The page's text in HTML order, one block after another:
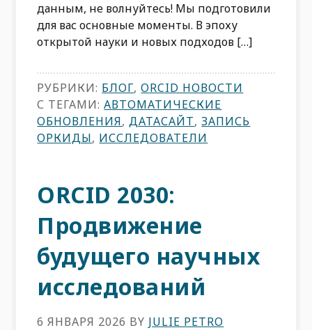
данным, не волнуйтесь! Мы подготовили
для вас основные моменты. В эпоху
открытой науки и новых подходов […]
РУБРИКИ: БЛОГ,ORCID НОВОСТИ
С ТЕГАМИ:АВТОМАТИЧЕСКИЕ
ОБНОВЛЕНИЯ,ДАТАСАЙТ,ЗАПИСЬ
ОРКИДЫ, ИССЛЕДОВАТЕЛИ
ORCID 2030:
Продвижение
будущего научных
исследований
6 ЯНВАРЯ 2026 BY JULIE PETRO